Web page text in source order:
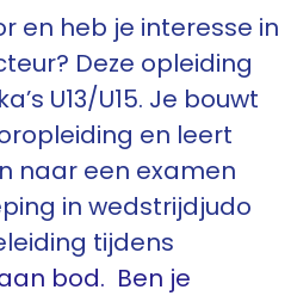
en heb je interesse in
Deze opleiding
U13/U15. Je bouwt
en leert
naar een examen
in wedstrijdjudo
tijdens
bod. Ben je